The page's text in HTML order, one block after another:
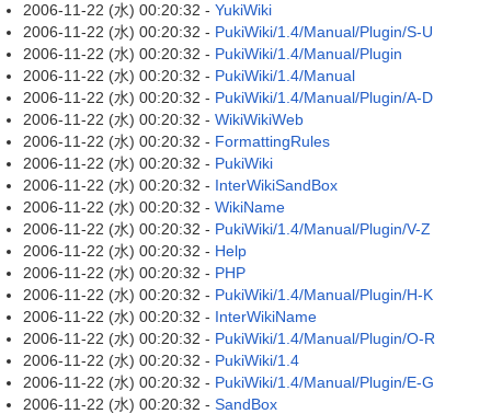
2006-11-22 (水) 00:20:32 - YukiWiki
2006-11-22 (水) 00:20:32 - PukiWiki/1.4/Manual/Plugin/S-U
2006-11-22 (水) 00:20:32 - PukiWiki/1.4/Manual/Plugin
2006-11-22 (水) 00:20:32 - PukiWiki/1.4/Manual
2006-11-22 (水) 00:20:32 - PukiWiki/1.4/Manual/Plugin/A-D
2006-11-22 (水) 00:20:32 - WikiWikiWeb
2006-11-22 (水) 00:20:32 - FormattingRules
2006-11-22 (水) 00:20:32 - PukiWiki
2006-11-22 (水) 00:20:32 - InterWikiSandBox
2006-11-22 (水) 00:20:32 - WikiName
2006-11-22 (水) 00:20:32 - PukiWiki/1.4/Manual/Plugin/V-Z
2006-11-22 (水) 00:20:32 - Help
2006-11-22 (水) 00:20:32 - PHP
2006-11-22 (水) 00:20:32 - PukiWiki/1.4/Manual/Plugin/H-K
2006-11-22 (水) 00:20:32 - InterWikiName
2006-11-22 (水) 00:20:32 - PukiWiki/1.4/Manual/Plugin/O-R
2006-11-22 (水) 00:20:32 - PukiWiki/1.4
2006-11-22 (水) 00:20:32 - PukiWiki/1.4/Manual/Plugin/E-G
2006-11-22 (水) 00:20:32 - SandBox